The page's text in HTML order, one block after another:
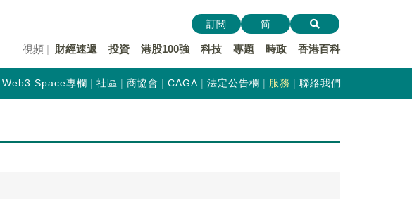
視頻 財經速遞 投資 港股100強 科技 專題 時政 香港百科
訂閱 简
Web3 Space專欄 社區 商協會 CAGA 法定公告欄 服務 聯絡我們